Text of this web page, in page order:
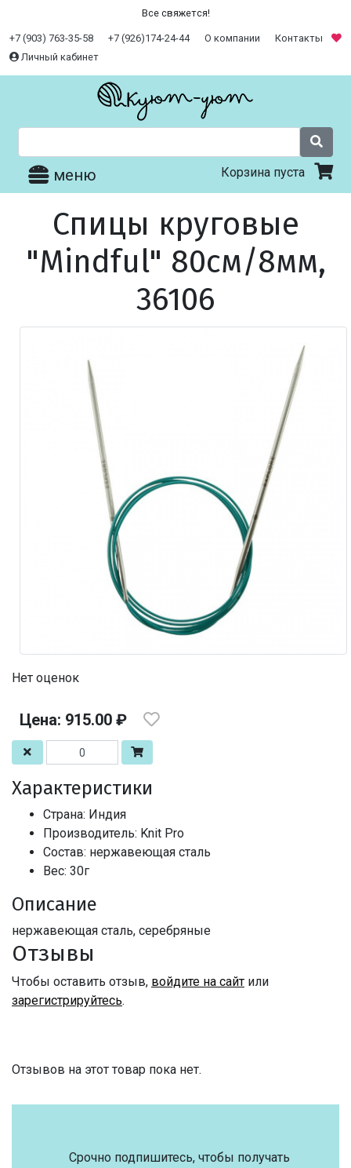
Все свяжется!
+7 (903) 763-35-58 +7 (926)174-24-44 О компании
Контакты
Личный кабинет
меню Корзина пуста
Спицы круговые
"Mindful" 80см/8мм,
36106
Нет оценок
Цена: 915.00 ₽
Характеристики
Страна: Индия
Производитель: Knit Pro
Состав: нержавеющая сталь
Вес: 30г
Описание
нержавеющая сталь, серебряные
Отзывы
Чтобы оставить отзыв, войдите на сайт или
зарегистрируйтесь.
Отзывов на этот товар пока нет.
Срочно подпишитесь, чтобы получать